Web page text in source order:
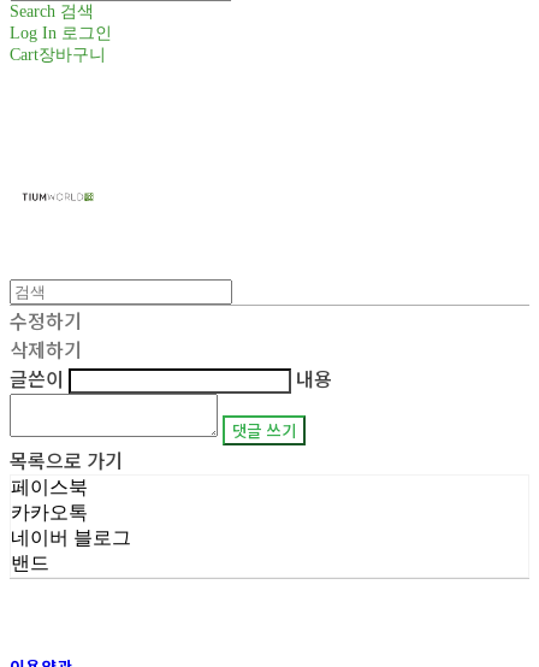
Search 검색
Log In 로그인
Cart장바구니
수정하기
삭제하기
글쓴이
내용
댓글 쓰기
목록으로 가기
페이스북
카카오톡
네이버 블로그
밴드